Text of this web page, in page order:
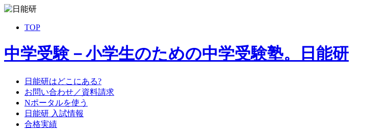
TOP
中学受験－小学生のための中学受験塾。日能研
日能研はどこにある?
お問い合わせ／資料請求
Nポータルを使う
日能研 入試情報
合格実績